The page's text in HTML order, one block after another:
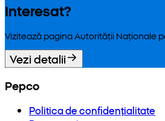
Interesat?
Vizitează pagina Autorității Naționale
Vezi detalii
Pepco
Politica de confidențialitate